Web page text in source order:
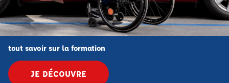
tout savoir sur la formation
JE DÉCOUVRE